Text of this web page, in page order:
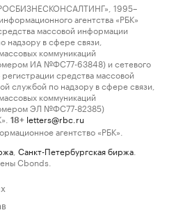
1995–
агентства «РБК»
массовой информации
надзору в сфере связи,
коммуникаций
ИА №ФС77-63848) и сетевого
средства массовой
службой по надзору в сфере связи,
коммуникаций
ЭЛ №ФС77-82385)
18+ letters@rbc.ru
агентство «РБК».
Санкт-Петербургская биржа
Cbonds.